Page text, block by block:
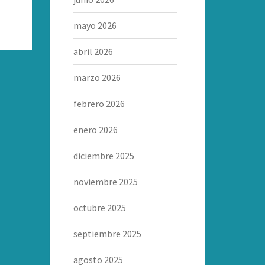
mayo 2026
abril 2026
marzo 2026
febrero 2026
enero 2026
diciembre 2025
noviembre 2025
octubre 2025
septiembre 2025
agosto 2025